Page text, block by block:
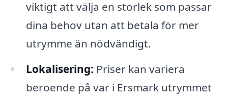
viktigt att välja en storlek som passar
dina behov utan att betala för mer
utrymme än nödvändigt.
Lokalisering: Priser kan variera
beroende på var i Ersmark utrymmet